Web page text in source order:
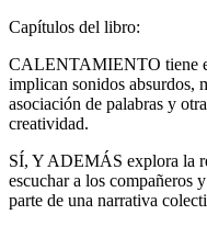
Capítulos del libro:
CALENTAMIENTO tiene
implican sonidos absurdos,
asociación de palabras y
creatividad.
SÍ, Y ADEMÁS explora la
escuchar a los compañeros
parte de una narrativa